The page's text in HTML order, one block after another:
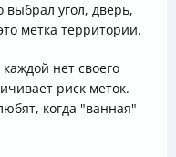
выбрал угол, дверь,
метка территории.
нет своего
риск меток.
когда "ванная"